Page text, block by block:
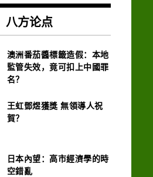
八方论点
澳洲番茄醬標籤造假：本地
監管失效，竟可扣上中國罪
名？
王虹鄧煜獲獎 無領導人祝
賀？
日本內望：高市經濟學的時
空錯亂